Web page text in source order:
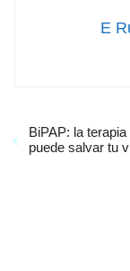
E
BiPAP: la terapia
puede salvar tu